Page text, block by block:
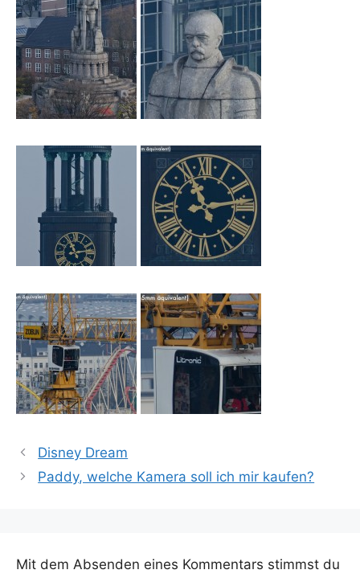
Disney Dream
Paddy, welche Kamera soll ich mir kaufen?
Mit dem Absenden eines Kommentars stimmst du